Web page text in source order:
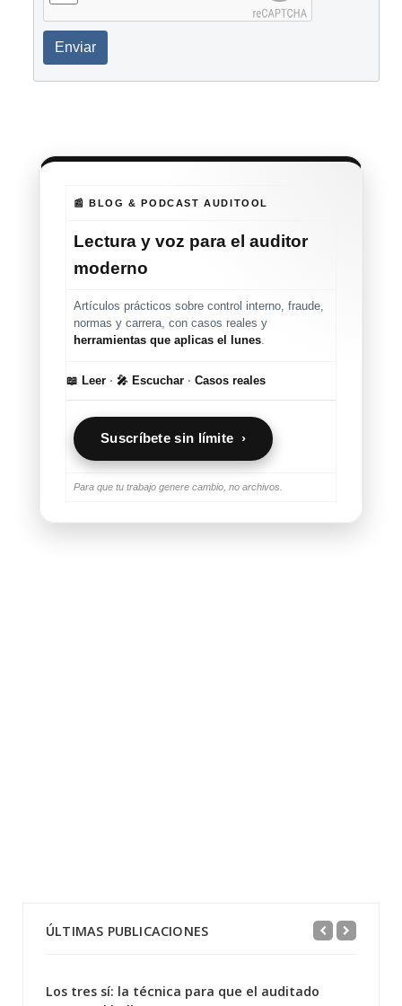
Enviar
📰 BLOG & PODCAST AUDITOOL
Lectura y voz para el auditor
moderno
Artículos prácticos sobre control interno, fraude,
normas y carrera, con casos reales y
herramientas que aplicas el lunes.
📖 Leer · 🎤 Escuchar · Casos reales
Suscríbete sin límite ›
Para que tu trabajo genere cambio, no archivos.
ÚLTIMAS PUBLICACIONES
Los tres sí: la técnica para que el auditado